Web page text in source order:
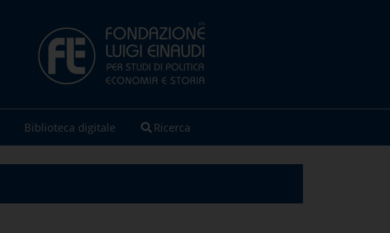
Biblioteca digitale Ricerca